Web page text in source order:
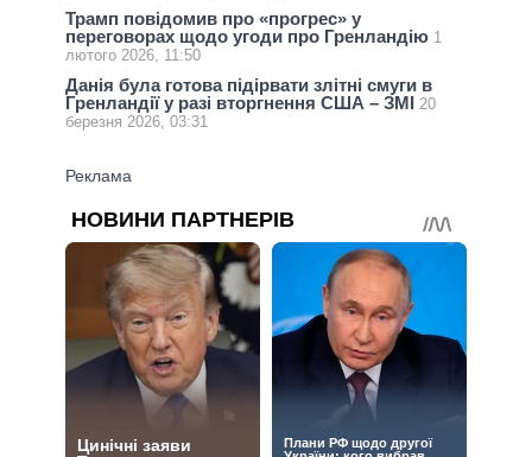
Трамп повідомив про «прогрес» у
переговорах щодо угоди про Гренландію 1
лютого 2026, 11:50
Данія була готова підірвати злітні смуги в
Гренландії у разі вторгнення США – ЗМІ 20
березня 2026, 03:31